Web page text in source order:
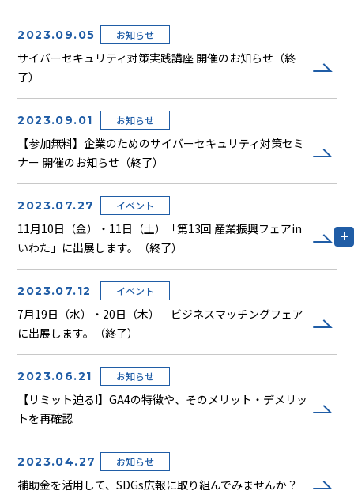
2023.09.05 お知らせ
サイバーセキュリティ対策実践講座 開催のお知らせ（終
了）
2023.09.01 お知らせ
【参加無料】企業のためのサイバーセキュリティ対策セミ
ナー 開催のお知らせ（終了）
2023.07.27 イベント
11月10日（金）・11日（土）「第13回 産業振興フェアin
いわた」に出展します。（終了）
2023.07.12 イベント
7月19日（水）・20日（木） ビジネスマッチングフェア
に出展します。（終了）
2023.06.21 お知らせ
【リミット迫る!】GA4の特徴や、そのメリット・デメリッ
トを再確認
2023.04.27 お知らせ
補助金を活用して、SDGs広報に取り組んでみませんか？